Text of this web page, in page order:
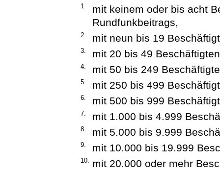
1.
mit keinem oder bis acht
Rundfunkbeitrags,
2. mit neun bis 19
3. mit 20 bis 49
4. mit 50 bis 249
5. mit 250 bis 499
6. mit 500 bis 999
7. mit 1.000 bis 4.999
8. mit 5.000 bis 9.999
9. mit 10.000 bis 19.999
10. mit 20.000 oder mehr